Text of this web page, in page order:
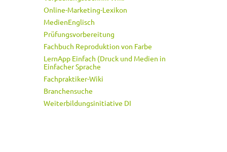
Online-Marketing-Lexikon
MedienEnglisch
Prüfungsvorbereitung
Fachbuch Reproduktion von Farbe
LernApp Einfach (Druck und Medien in
Einfacher Sprache
Fachpraktiker-Wiki
Branchensuche
Weiterbildungsinitiative DI